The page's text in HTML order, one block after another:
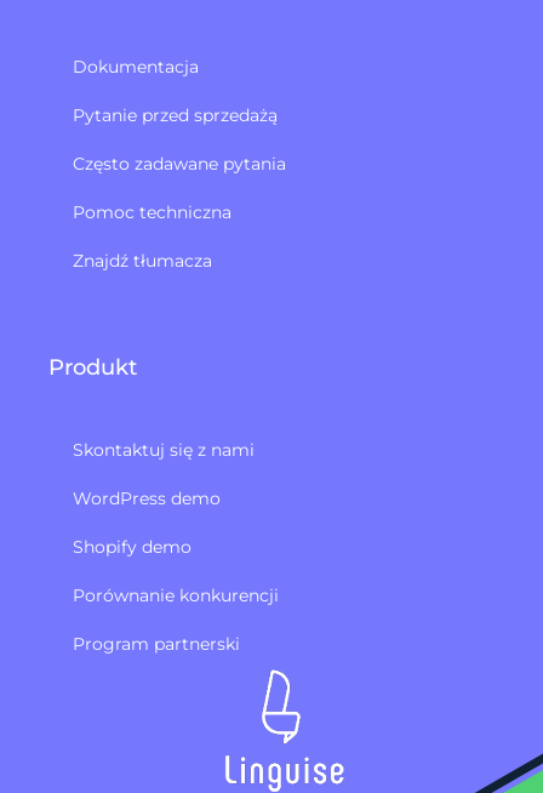
Dokumentacja
Pytanie przed sprzedażą
Często zadawane pytania
Pomoc techniczna
Znajdź tłumacza
Produkt
Skontaktuj się z nami
WordPress demo
Shopify demo
Porównanie konkurencji
Program partnerski